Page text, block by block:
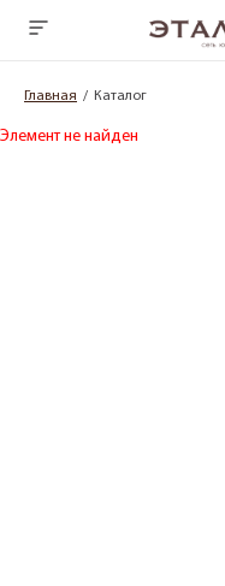
Главная Каталог
Элемент не найден